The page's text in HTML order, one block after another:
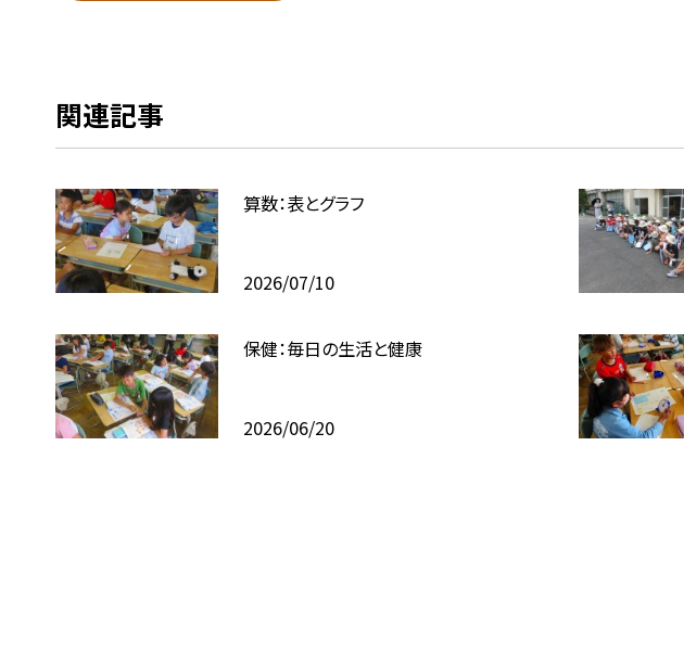
関連記事
算数：表とグラフ
2026/07/10
保健：毎日の生活と健康
2026/06/20